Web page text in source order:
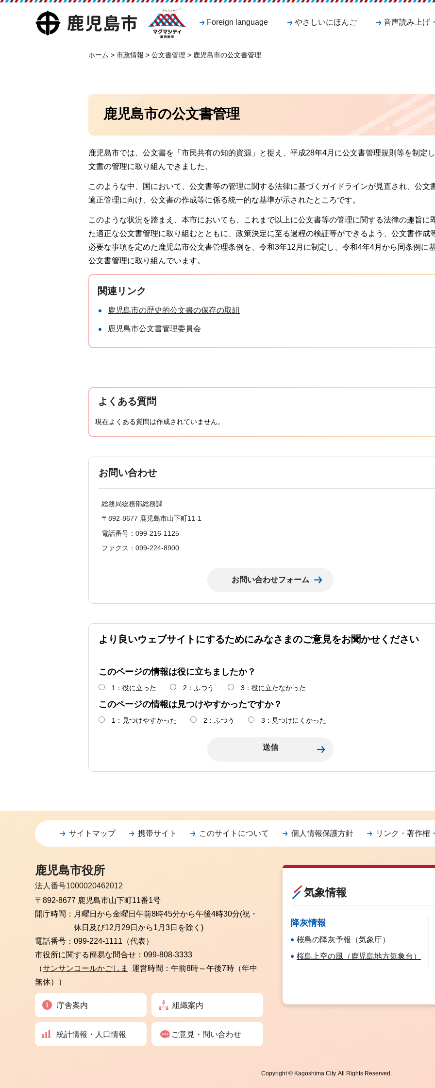
鹿児島市
マグマシティ
鹿児島市
Foreign language やさしいにほんご 音声読み上げ
ホーム > 市政情報 > 公文書管理 > 鹿児島市の公文書管理
鹿児島市の公文書管理
鹿児島市では、公文書を「市民共有の知的資源」と捉え、平成28年4月に公文書管理規則等を制定
文書の管理に取り組んできました。
このような中、国において、公文書等の管理に関する法律に基づくガイドラインが見直され、公文
適正管理に向け、公文書の作成等に係る統一的な基準が示されたところです。
このような状況を踏まえ、本市においても、これまで以上に公文書等の管理に関する法律の趣旨に
た適正な公文書管理に取り組むとともに、政策決定に至る過程の検証等ができるよう、公文書作成
必要な事項を定めた鹿児島市公文書管理条例を、令和3年12月に制定し、令和4年4月から同条例に
公文書管理に取り組んでいます。
関連リンク
鹿児島市の歴史的公文書の保存の取組
鹿児島市公文書管理委員会
よくある質問
現在よくある質問は作成されていません。
お問い合わせ
総務局総務部総務課
〒892-8677 鹿児島市山下町11-1
電話番号：099-216-1125
ファクス：099-224-8900
より良いウェブサイトにするためにみなさまのご意見をお聞かせください
このページの情報は役に立ちましたか？
1：役に立った 2：ふつう 3：役に立たなかった
このページの情報は見つけやすかったですか？
1：見つけやすかった 2：ふつう 3：見つけにくかった
サイトマップ 携帯サイト このサイトについて 個人情報保護方針 リンク・著作権
鹿児島市役所
法人番号1000020462012
〒892-8677 鹿児島市山下町11番1号
開庁時間： 月曜日から金曜日 午前8時45分から午後4時30分(祝・
休日及び12月29日から1月3日を除く)
電話番号： 099-224-1111（代表）
市役所に関する簡易な問合せ： 099-808-3333
（サンサンコールかごしま
運営時間：午前8時～午後7時（年中
無休））
庁舎案内 組織案内
統計情報・人口情報 ご意見・問い合わせ
気象情報
降灰情報
桜島の降灰予報（気象庁）
桜島上空の風（鹿児島地方気象台）
Copyright © Kagoshima City. All Rights Reserved.